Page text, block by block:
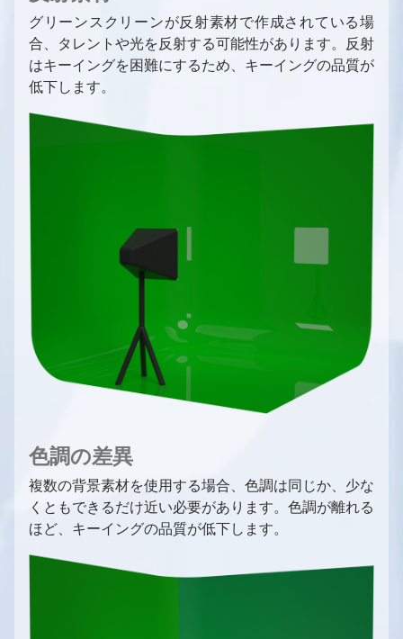
グリーンスクリーンが反射素材で作成されている場
合、タレントや光を反射する可能性があります。反射
はキーイングを困難にするため、キーイングの品質が
低下します。
色調の差異
複数の背景素材を使用する場合、色調は同じか、少な
くともできるだけ近い必要があります。色調が離れる
ほど、キーイングの品質が低下します。